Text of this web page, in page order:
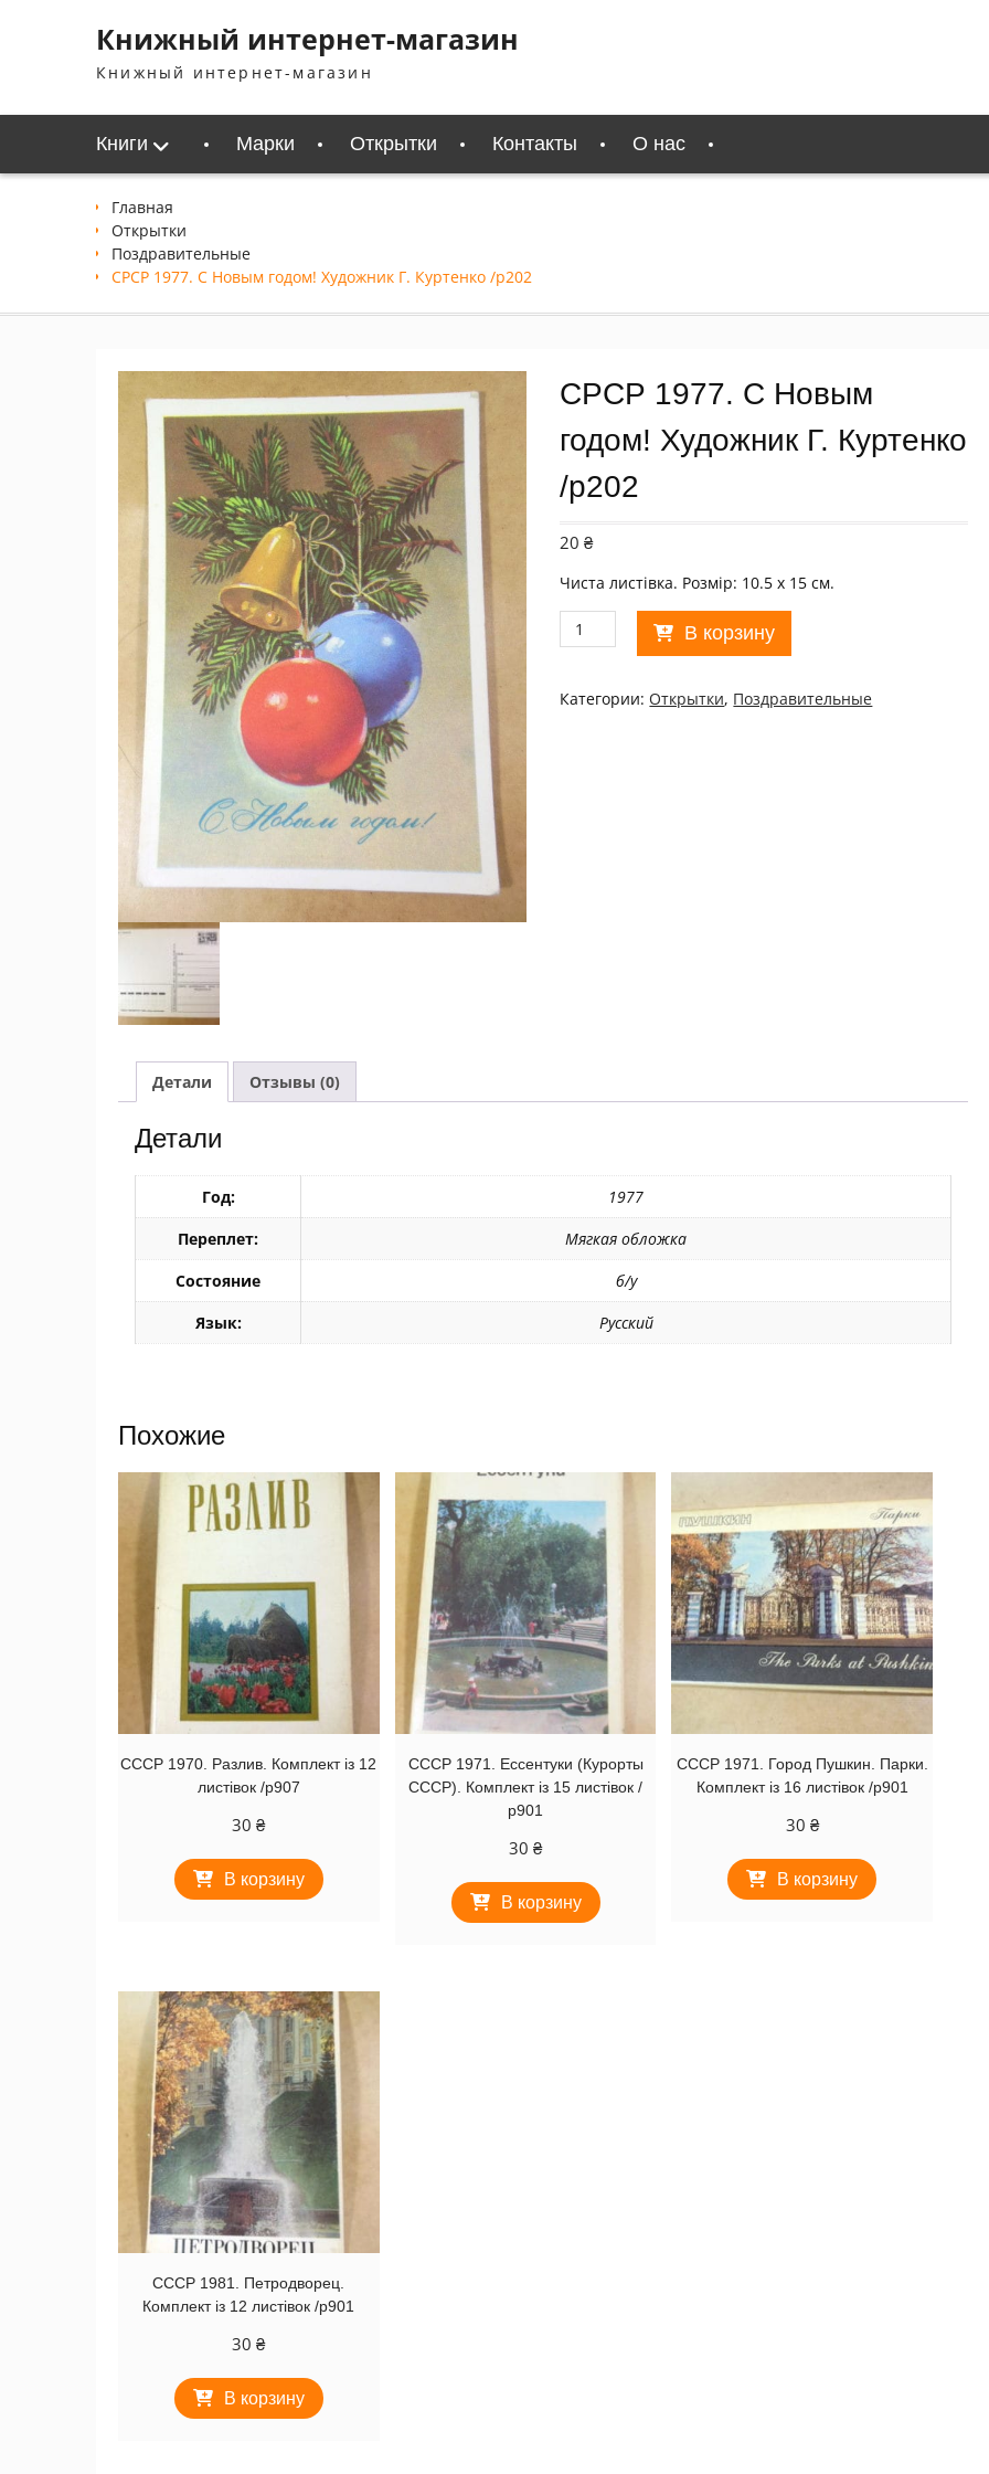
содержимомуКнижный интернет-магазин
Книжный интернет-магазин
Книги Марки Открытки Контакты О нас
Главная
Открытки
Поздравительные
СРСР 1977. С Новым годом! Художник Г. Куртенко /р202
СРСР 1977. С Новым
годом! Художник Г. Куртенко
/р202
20₴
Чиста листівка. Розмір: 10.5 х 15 см.
Количество
товара
1977.
В корзину
Категории: Открытки, Поздравительные
Детали Отзывы (0)
Детали
Год:
1977
Переплет:
Мягкая обложка
Состояние
б/у
Язык:
Русский
Похожие
СССР 1970. Разлив. Комплект із 12
листівок /р907
30₴
В корзину
СССР 1971. Ессентуки (Курорты
СССР). Комплект із 15 листівок /
р901
30 ₴
В корзину
СССР 1971. Город Пушкин. Парки.
Комплект із 16 листівок /р901
30 ₴
В корзину
СССР 1981. Петродворец.
Комплект із 12 листівок /р901
30₴
В корзину